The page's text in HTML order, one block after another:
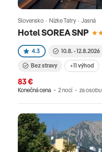
Hotel SOREA SNP
Slovensko · Nízke Tatry · Jasná
4.3 10.8. - 12.8.2026
Bez stravy +11 výhod
83 €
Konečná cena 2 nocí za osobu